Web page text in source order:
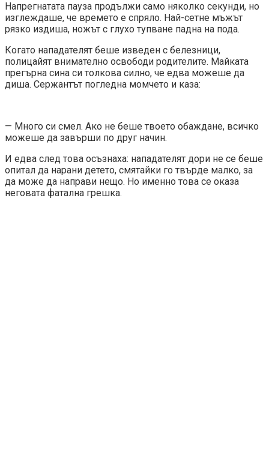
Напрегнатата пауза продължи само няколко секунди, но
изглеждаше, че времето е спряло. Най-сетне мъжът
рязко издиша, ножът с глухо тупване падна на пода.
Когато нападателят беше изведен с белезници,
полицайят внимателно освободи родителите. Майката
прегърна сина си толкова силно, че едва можеше да
диша. Сержантът погледна момчето и каза:
— Много си смел. Ако не беше твоето обаждане, всичко
можеше да завърши по друг начин.
И едва след това осъзнаха: нападателят дори не се беше
опитал да нарани детето, смятайки го твърде малко, за
да може да направи нещо. Но именно това се оказа
неговата фатална грешка.